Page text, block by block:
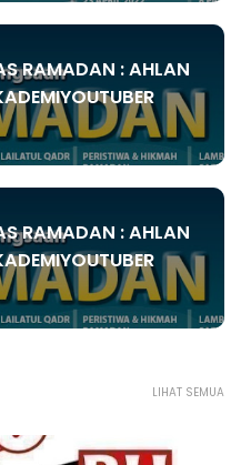
RAMADAN : AHLAN
RAMADAN : AHLAN
LIHAT SEMUA